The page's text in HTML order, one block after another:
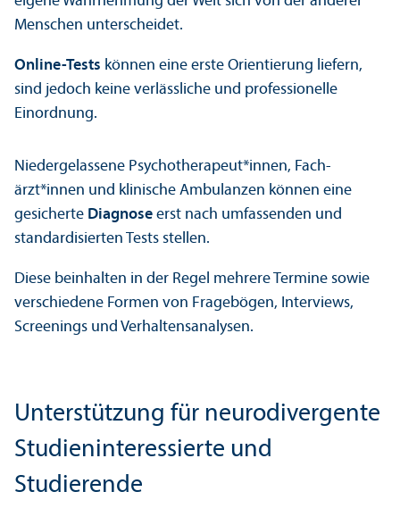
Menschen unter­scheidet.
Online-Tests können eine erste Orientierung liefern,
sind jedoch keine verlässliche und professionelle
Einordnung.
Niedergelassene Psychotherapeut*innen, Fach­
ärzt*innen und klinische Ambulanzen können eine
gesicherte Diagnose erst nach umfassenden und
standardisierten Tests stellen.
Diese beinhalten in der Regel mehrere Termine sowie
verschiedene Formen von Fragebögen, Interviews,
Screenings und Verhaltensanalysen.
Unter­stützung für neurodivergente
Studien­interessierte und
Studierende